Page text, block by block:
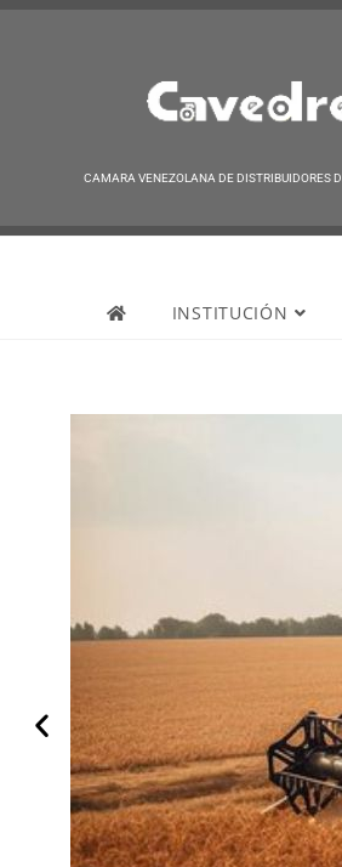
CAMARA VENEZOLANA DE DISTRIBUIDORES
INSTITUCIÓN